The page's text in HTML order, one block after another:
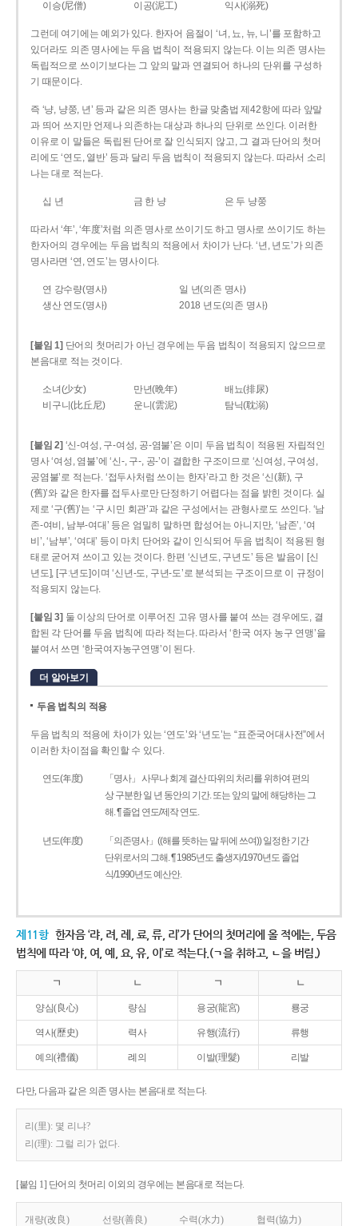
이승(尼僧)
이공(泥工) 익사(溺死)
그런데 여기에는 예외가 있다. 한자어 음절이 ‘녀, 뇨, 뉴, 니’를 포함하고
있더라도 의존 명사에는 두음 법칙이 적용되지 않는다. 이는 의존 명사는
독립적으로 쓰이기보다는 그 앞의 말과 연결되어 하나의 단위를 구성하
기 때문이다.
즉 ‘냥, 냥쭝, 년’ 등과 같은 의존 명사는 한글 맞춤법 제42항에 따라 앞말
과 띄어 쓰지만 언제나 의존하는 대상과 하나의 단위로 쓰인다. 이러한
이유로 이 말들은 독립된 단어로 잘 인식되지 않고, 그 결과 단어의 첫머
리에도 ‘연도, 열반’ 등과 달리 두음 법칙이 적용되지 않는다. 따라서 소리
나는 대로 적는다.
십 년 금 한 냥 은 두 냥쭝
따라서 ‘年’, ‘年度’처럼 의존 명사로 쓰이기도 하고 명사로 쓰이기도 하는
한자어의 경우에는 두음 법칙의 적용에서 차이가 난다. ‘년, 년도’가 의존
명사라면 ‘연, 연도’는 명사이다.
연 강수량(명사)
일 년(의존 명사)
생산 연도(명사)
2018 년도(의존 명사)
[붙임 1] 단어의 첫머리가 아닌 경우에는 두음 법칙이 적용되지 않으므로
본음대로 적는 것이다.
소녀(少女) 만년(晩年)
배뇨(排尿)
비구니(比丘尼)
운니(雲泥) 탐닉(耽溺)
[붙임 2] ‘신-여성, 구-여성, 공-염불’은 이미 두음 법칙이 적용된 자립적인
명사 ‘여성, 염불’에 ‘신-, 구-, 공-’이 결합한 구조이므로 ‘신여성, 구여성,
공염불’로 적는다. ‘접두사처럼 쓰이는 한자’라고 한 것은 ‘신(新), 구
(舊)’와 같은 한자를 접두사로만 단정하기 어렵다는 점을 밝힌 것이다. 실
제로 ‘구(舊)’는 ‘구 시민 회관’과 같은 구성에서는 관형사로도 쓰인다. ‘남
존­-여비, 남부-­여대’ 등은 엄밀히 말하면 합성어는 아니지만, ‘남존’, ‘여
비’, ‘남부’, ‘여대’ 등이 마치 단어와 같이 인식되어 두음 법칙이 적용된 형
태로 굳어져 쓰이고 있는 것이다. 한편 ‘신년도, 구년도’ 등은 발음이 [신
년도], [구ː년도]이며 ‘신년­-도, 구년-­도’로 분석되는 구조이므로 이 규정이
적용되지 않는다.
[붙임 3] 둘 이상의 단어로 이루어진 고유 명사를 붙여 쓰는 경우에도, 결
합된 각 단어를 두음 법칙에 따라 적는다. 따라서 ‘한국 여자 농구 연맹’을
붙여서 쓰면 ‘한국여자농구연맹’이 된다.
더 알아보기
두음 법칙의 적용
두음 법칙의 적용에 차이가 있는 ‘연도’와 ‘년도’는 “표준국어대사전”에서
이러한 차이점을 확인할 수 있다.
연도(年度)
「명사」 사무나 회계 결산 따위의 처리를 위하여 편의
상 구분한 일 년 동안의 기간. 또는 앞의 말에 해당하는 그
해. ¶ 졸업 연도/제작 연도.
년도(年度)
「의존명사」((해를 뜻하는 말 뒤에 쓰여)) 일정한 기간
단위로서의 그해. ¶ 1985년도 출생자/1970년도 졸업
식/1990년도 예산안.
제11항 한자음 ‘랴, 려, 례, 료, 류, 리’가 단어의 첫머리에 올 적에는, 두음
법칙에 따라 ‘야, 여, 예, 요, 유, 이’로 적는다.(ㄱ을 취하고, ㄴ을 버림.)
ㄱ ㄴ ㄱ ㄴ
양심(良心) 량심 용궁(龍宮) 룡궁
역사(歷史) 력사 유행(流行) 류행
예의(禮儀) 례의 이발(理髮) 리발
다만, 다음과 같은 의존 명사는 본음대로 적는다.
리(里): 몇 리냐?
리(理): 그럴 리가 없다.
[붙임 1] 단어의 첫머리 이외의 경우에는 본음대로 적는다.
개량(改良) 선량(善良) 수력(水力)
협력(協力)